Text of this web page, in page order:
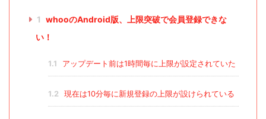
1 whooのAndroid版、上限突破で会員登録できな
い！
1.1 アップデート前は1時間毎に上限が設定されていた
1.2 現在は10分毎に新規登録の上限が設けられている